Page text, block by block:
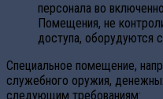
персонала во
Помещения, не
доступа, оборудуются
Специальное помещение,
служебного оружия,
следующим требованиям: